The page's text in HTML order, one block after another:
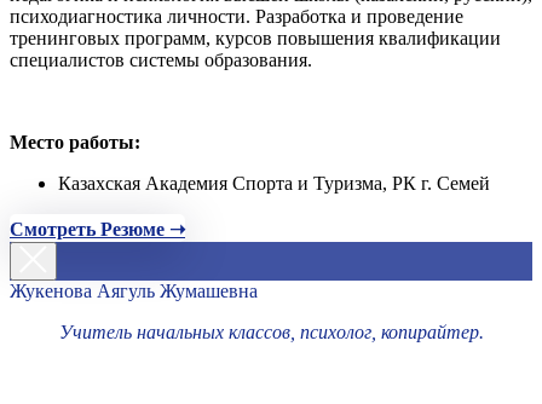
психодиагностика личности. Разработка и проведение
тренинговых программ, курсов повышения квалификации
специалистов системы образования.
Место работы:
Казахская Академия Спорта и Туризма, РК г. Семей
Смотреть Резюме ➝
Жукенова Аягуль Жумашевна
Учитель начальных классов, психолог, копирайтер.